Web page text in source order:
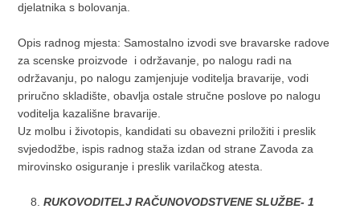
djelatnika s bolovanja.
Opis radnog mjesta: Samostalno izvodi sve bravarske radove
za scenske proizvode i održavanje, po nalogu radi na
održavanju, po nalogu zamjenjuje voditelja bravarije, vodi
priručno skladište, obavlja ostale stručne poslove po nalogu
voditelja kazališne bravarije.
Uz molbu i životopis, kandidati su obavezni priložiti i preslik
svjedodžbe, ispis radnog staža izdan od strane Zavoda za
mirovinsko osiguranje i preslik varilačkog atesta.
RUKOVODITELJ RAČUNOVODSTVENE SLUŽBE- 1